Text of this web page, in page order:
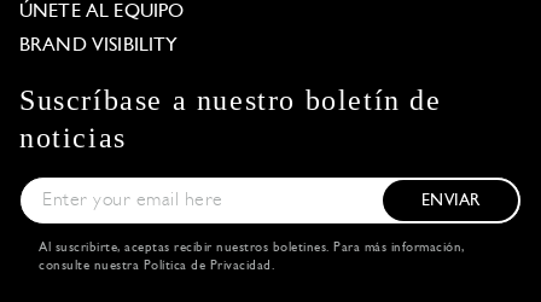
ÚNETE AL EQUIPO
BRAND VISIBILITY
Suscríbase a nuestro boletín de
noticias
ENVIAR
Al suscribirte, aceptas recibir nuestros boletines. Para más información,
consulte nuestra Política de Privacidad .